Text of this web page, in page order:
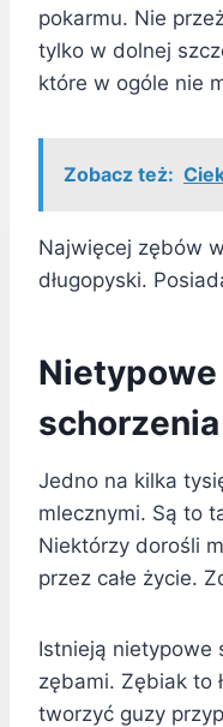
pokarmu. Nie
tylko w dolnej
które w ogóle nie
Zobacz też:
Najwięcej zębów
długopyski.
schorzenia
Jedno na kilka
mlecznymi. Są to
Niektórzy dorośli
przez całe życie.
Istnieją nietypowe
zębami. Zębiak to
tworzyć guzy